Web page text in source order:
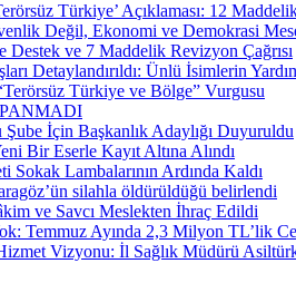
Türkiye’ Açıklaması: 12
Değil, Ekonomi ve Demokrasi
Destek ve 7 Maddelik Revizyon Çağrısı
Detaylandırıldı: Ünlü İsimlerin
Türkiye ve Bölge” Vurgusu
İçin Başkanlık Adaylığı Duyuruldu
Bir Eserle Kayıt Altına Alındı
Sokak Lambalarının Ardında Kaldı
silahla öldürüldüğü belirlendi
ve Savcı Meslekten İhraç Edildi
Temmuz Ayında 2,3 Milyon TL’lik
Vizyonu: İl Sağlık Müdürü